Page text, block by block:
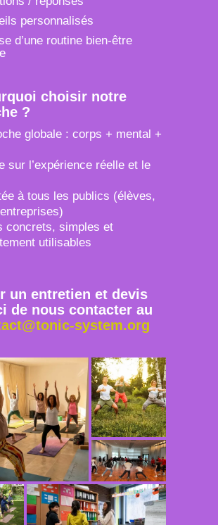
personnalisés
d’une routine bien-être
choisir notre
?
globale : corps + mental +
sur l’expérience réelle et le
à tous les publics (élèves,
concrets, simples et
utilisables
un entretien et devis
de nous contacter au
system.org